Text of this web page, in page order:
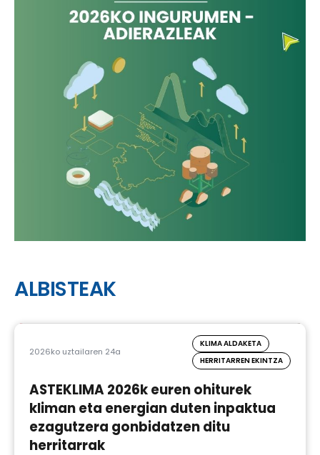
ALBISTEAK
2026ko uztailaren 24a
KLIMA ALDAKETA
HERRITARREN EKINTZA
ASTEKLIMA 2026k euren ohiturek
kliman eta energian duten inpaktua
ezagutzera gonbidatzen ditu
herritarrak